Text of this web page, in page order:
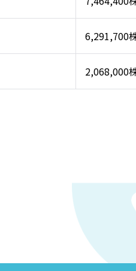
6,291,700
2,068,000